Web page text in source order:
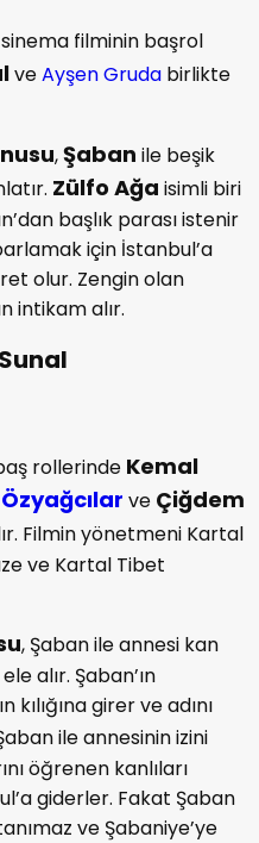
sinema filminin başrol
veAyşen Gruda birlikte
,Şaban ile beşik
Zülfo Ağa isimli biri
başlık parası istenir
için İstanbul’a
olur. Zengin olan
intikam alır.
rollerinde Kemal
ve Çiğdem
Filmin yönetmeni Kartal
ve Kartal Tibet
, Şaban ile annesi kan
alır. Şaban’ın
kılığına girer ve adını
ile annesinin izini
öğrenen kanlıları
giderler. Fakat Şaban
ve Şabaniye’ye